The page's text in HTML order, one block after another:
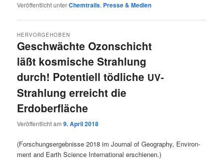
Veröffentlicht unterChemtrails, Presse & Medien
Geschwächte Ozonschicht
läßt kosmische Strahlung
durch! Potentiell tödliche UV-
Strahlung erreicht die
Erdoberfläche
HERVORGEHOBEN
Veröffentlicht am9. April 2018
(For­schungs­er­geb­nis­se 2018 im Jour­nal of Geo­gra­phy, Envi­ron­
ment and Earth Sci­ence Inter­na­tio­nal erschienen.)